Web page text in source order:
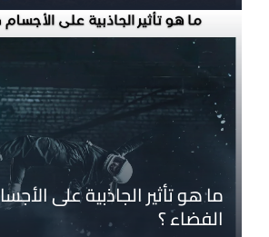
ما هو تأثير الجاذبية على
الفضاء ؟